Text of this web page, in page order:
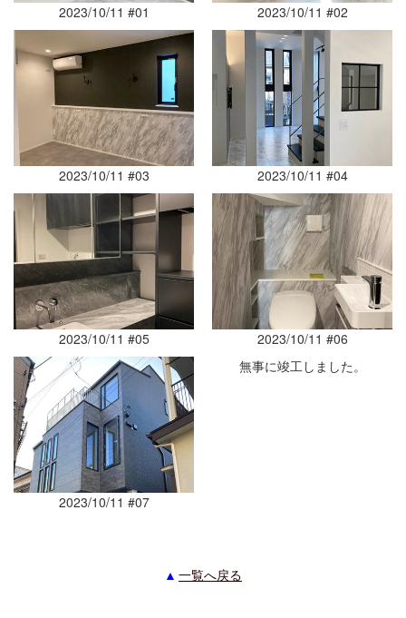
2023/10/11 #01 2023/10/11 #02
2023/10/11 #03 2023/10/11 #04
2023/10/11 #05 2023/10/11 #06
2023/10/11 #07
無事に竣工しました。
一覧へ戻る